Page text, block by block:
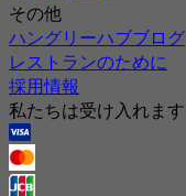
その他
ハングリーハブブログ
レストランのために
採用情報
私たちは受け入れます